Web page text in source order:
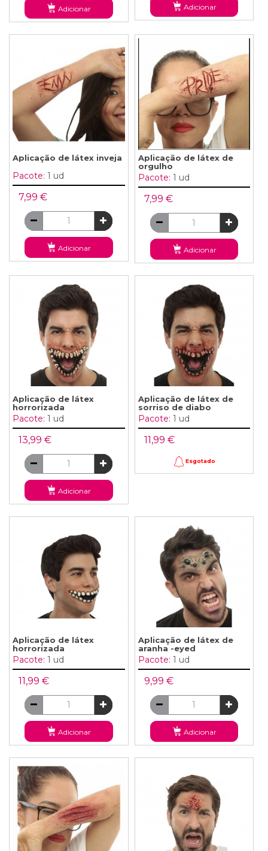
Adicionar Adicionar
Aplicação de látex inveja
Pacote: 1 ud
7,99 €
Adicionar
Aplicação de látex de
orgulho
Pacote: 1 ud
7,99 €
Adicionar
Aplicação de látex
horrorizada
Pacote: 1 ud
13,99 €
Adicionar
Aplicação de látex de
sorriso de diabo
Pacote: 1 ud
11,99 €
Esgotado
Aplicação de látex
horrorizada
Pacote: 1 ud
11,99 €
Adicionar
Aplicação de látex de
aranha -eyed
Pacote: 1 ud
9,99 €
Adicionar